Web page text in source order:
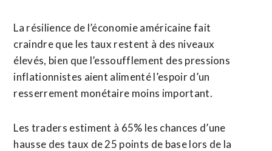
La résilience de l’économie américaine fait
craindre que les taux restent à des niveaux
élevés, bien que l’essoufflement des pressions
inflationnistes aient alimenté l’espoir d’un
resserrement monétaire moins important.
Les traders estiment à 65% les chances d’une
hausse des taux de 25 points de base lors de la